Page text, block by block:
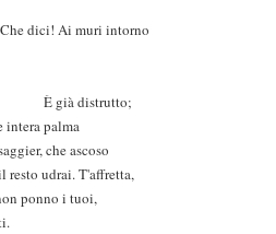
muri intorno
intera palma
che ascoso
resto udrai. T'affretta,
ponno i tuoi,